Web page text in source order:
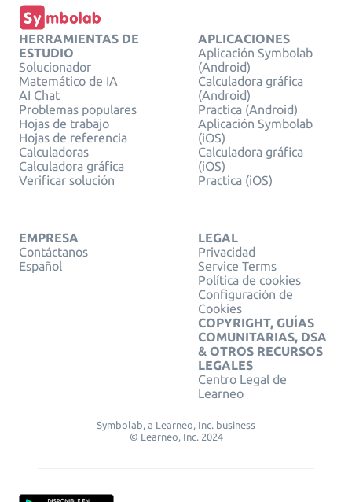
HERRAMIENTAS DE
ESTUDIO
Solucionador
Matemático de IA
AI Chat
Problemas populares
Hojas de trabajo
Hojas de referencia
Calculadoras
Calculadora gráfica
Verificar solución
APLICACIONES
Aplicación Symbolab
(Android)
Calculadora gráfica
(Android)
Practica (Android)
Aplicación Symbolab
(iOS)
Calculadora gráfica
(iOS)
Practica (iOS)
EMPRESA
Contáctanos
Español
LEGAL
Privacidad
Service Terms
Política de cookies
Configuración de
Cookies
COPYRIGHT, GUÍAS
COMUNITARIAS, DSA
& OTROS RECURSOS
LEGALES
Centro Legal de
Learneo
Symbolab, a Learneo, Inc. business
© Learneo, Inc. 2024